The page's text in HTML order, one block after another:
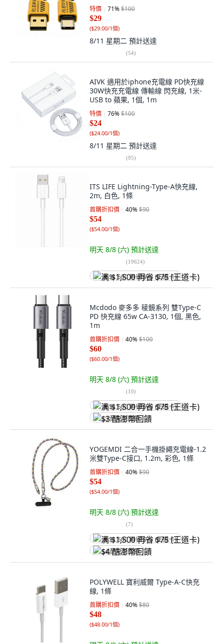
特價 71%$100
$29
($29.00/1個)
8/11 星期二 預計送達
(54)
AIVK 適用於iphone充電線 PD快充線
30W快充充電線 傳輸線 閃充線, 1米-
USB to 蘋果, 1個, 1m
特價 76%$100
$24
($24.00/1個)
8/11 星期二 預計送達
(95)
ITS LIFE Lightning-Type-A快充線,
2m, 白色, 1條
首購折扣價 40%$90
$54
($54.00/1個)
明天 8/8 (六) 預計送達
(19624)
满 $1,500 再省 $75 (王道卡)
Mcdodo 麥多多 稜鏡系列 雙Type-C
PD 快充線 65w CA-3130, 1個, 黑色,
1m
首購折扣價 40%$100
$60
($60.00/1個)
明天 8/8 (六) 預計送達
(10)
满 $1,500 再省 $75 (王道卡)
$3 酷澎幣回饋
YOGEMDI 二合一手機掛繩充電線-1.2
米雙Type-C接口, 1.2m, 彩色, 1條
首購折扣價 40%$90
$54
($54.00/1個)
明天 8/8 (六) 預計送達
(7)
满 $1,500 再省 $75 (王道卡)
$4 酷澎幣回饋
POLYWELL 寶利威爾 Type-A-C快充
線, 1條
首購折扣價 40%$80
$48
($48.00/1個)